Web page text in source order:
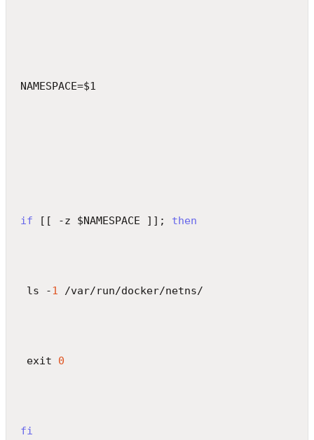
NAMESPACE=$1
if [[ -z $NAMESPACE ]]; then
ls -1 /var/run/docker/netns/
exit 0
fi